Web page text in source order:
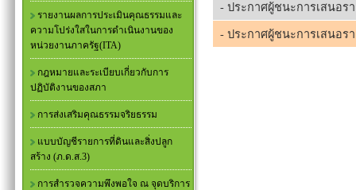
รายงานผลการประเมินคุณธรรมและ
ความโปร่งใสในการดำเนินงานของ
หน่วยงานภาครัฐ(ITA)
กฎหมายและระเบียบเกี่ยวกับการ
ปฏิบัติงานของสภา
การส่งเสริมคุณธรรมจริยธรรม
แบบบัญชีรายการที่ดินและสิ่งปลูก
สร้าง (ภ.ด.ส.3)
การสำรวจความพึงพอใจ ณ จุดบริการ
- ประกาศผู้ชนะการเสนอร
- ประกาศผู้ชนะการเสนอร